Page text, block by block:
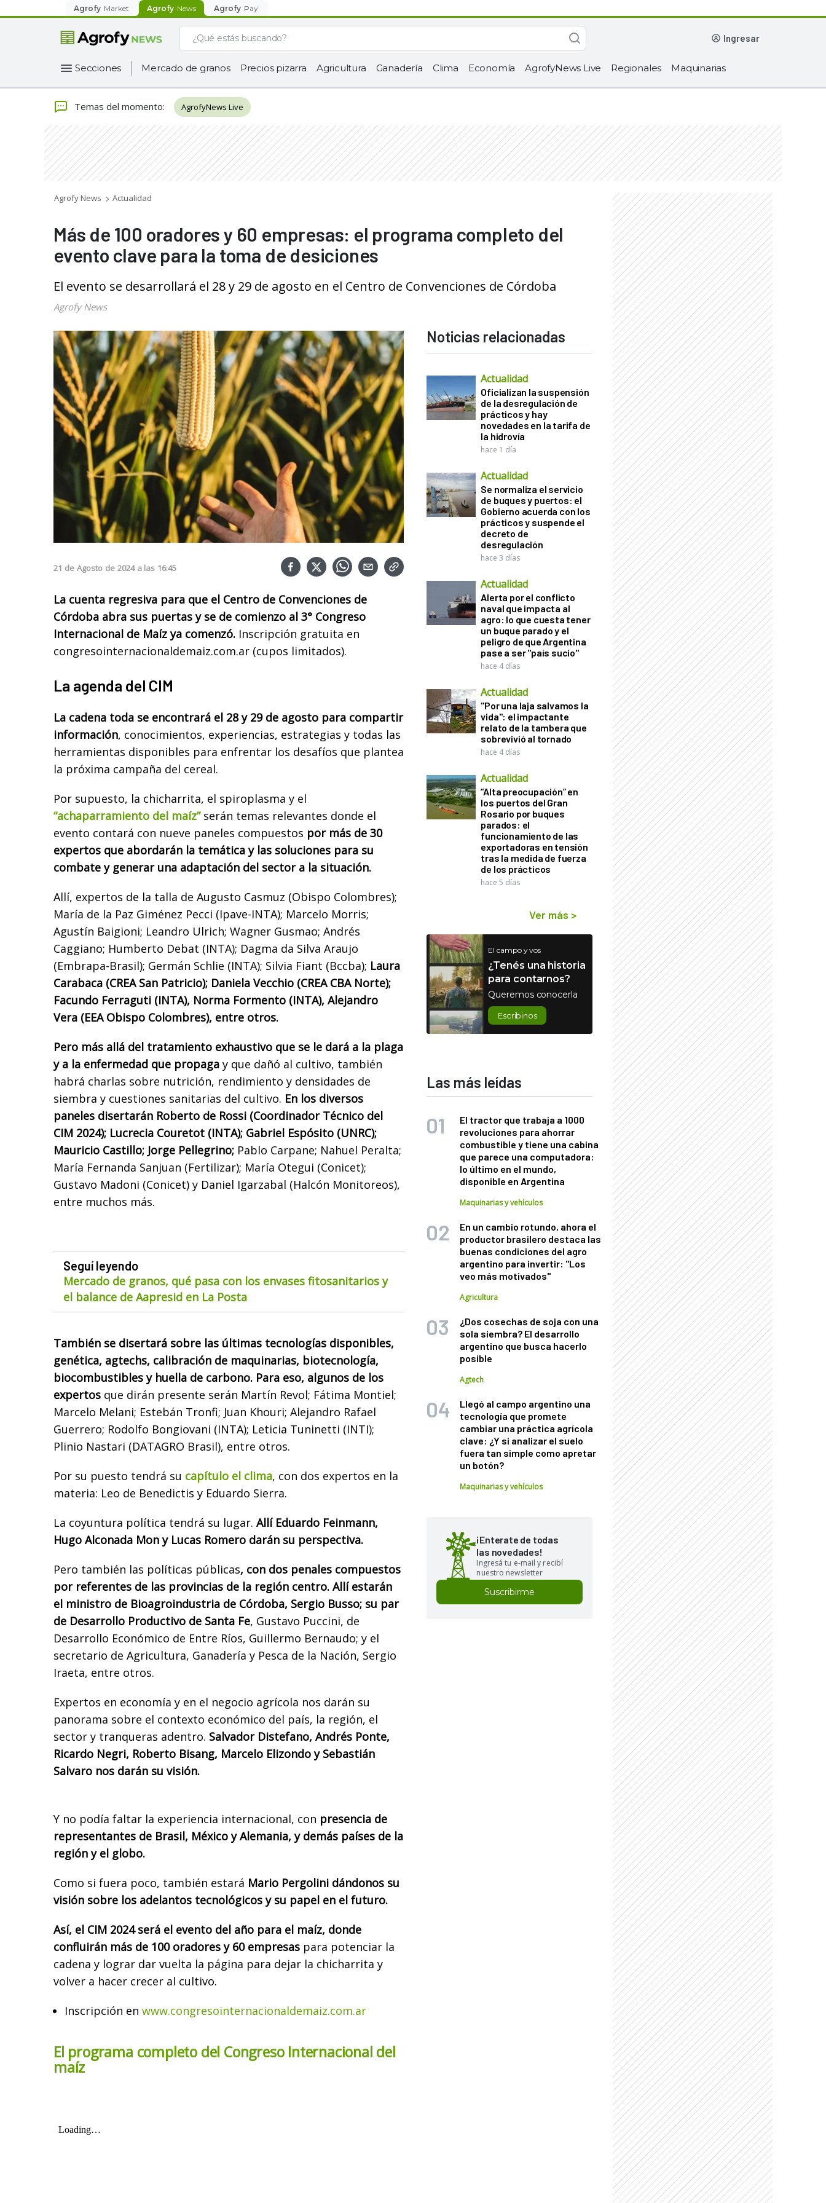
Agrofy Market Agrofy News Agrofy Pay
ingresar
Secciones Mercado de granos Precios pizarra Agricultura Ganadería Clima Economía AgrofyNews Live Regionales Maquinarias
Temas del momento: AgrofyNews Live
Agrofy News Actualidad
Más de 100 oradores y 60 empresas: el programa completo del
evento clave para la toma de desiciones
El evento se desarrollará el 28 y 29 de agosto en el Centro de Convenciones de Córdoba
Agrofy News
21 de Agosto de 2024 a las 16:45
La cuenta regresiva para que el Centro de Convenciones de
Córdoba abra sus puertas y se de comienzo al 3° Congreso
Internacional de Maíz ya comenzó. Inscripción gratuita en
congresointernacionaldemaiz.com.ar (cupos limitados).
La agenda del CIM
La cadena toda se encontrará el 28 y 29 de agosto para compartir
información, conocimientos, experiencias, estrategias y todas las
herramientas disponibles para enfrentar los desafíos que plantea
la próxima campaña del cereal.
Por supuesto, la chicharrita, el spiroplasma y el
“achaparramiento del maíz”serán temas relevantes donde el
evento contará con nueve paneles compuestos por más de 30
expertos que abordarán la temática y las soluciones para su
combate y generar una adaptación del sector a la situación.
Allí, expertos de la talla de Augusto Casmuz (Obispo Colombres);
María de la Paz Giménez Pecci (Ipave-INTA); Marcelo Morris;
Agustín Baigioni; Leandro Ulrich; Wagner Gusmao; Andrés
Caggiano; Humberto Debat (INTA); Dagma da Silva Araujo
(Embrapa-Brasil); Germán Schlie (INTA); Silvia Fiant (Bccba); Laura
Carabaca (CREA San Patricio); Daniela Vecchio (CREA CBA Norte);
Facundo Ferraguti (INTA), Norma Formento (INTA), Alejandro
Vera (EEA Obispo Colombres), entre otros.
Pero más allá del tratamiento exhaustivo que se le dará a la plaga
y a la enfermedad que propaga y que dañó al cultivo, también
habrá charlas sobre nutrición, rendimiento y densidades de
siembra y cuestiones sanitarias del cultivo. En los diversos
paneles disertarán Roberto de Rossi (Coordinador Técnico del
CIM 2024); Lucrecia Couretot (INTA); Gabriel Espósito (UNRC);
Mauricio Castillo; Jorge Pellegrino; Pablo Carpane; Nahuel Peralta;
María Fernanda Sanjuan (Fertilizar); María Otegui (Conicet);
Gustavo Madoni (Conicet) y Daniel Igarzabal (Halcón Monitoreos),
entre muchos más.
Seguí leyendo
Mercado de granos, qué pasa con los envases fitosanitarios y
el balance de Aapresid en La Posta
También se disertará sobre las últimas tecnologías disponibles,
genética, agtechs, calibración de maquinarias, biotecnología,
biocombustibles y huella de carbono. Para eso, algunos de los
expertos que dirán presente serán Martín Revol; Fátima Montiel;
Marcelo Melani; Estebán Tronfi; Juan Khouri; Alejandro Rafael
Guerrero; Rodolfo Bongiovani (INTA); Leticia Tuninetti (INTI);
Plinio Nastari (DATAGRO Brasil), entre otros.
Por su puesto tendrá su capítulo el clima, con dos expertos en la
materia: Leo de Benedictis y Eduardo Sierra.
La coyuntura política tendrá su lugar. Allí Eduardo Feinmann,
Hugo Alconada Mon y Lucas Romero darán su perspectiva.
Pero también las políticas públicas, con dos penales compuestos
por referentes de las provincias de la región centro. Allí estarán
el ministro de Bioagroindustria de Córdoba, Sergio Busso; su par
de Desarrollo Productivo de Santa Fe, Gustavo Puccini, de
Desarrollo Económico de Entre Ríos, Guillermo Bernaudo; y el
secretario de Agricultura, Ganadería y Pesca de la Nación, Sergio
Iraeta, entre otros.
Expertos en economía y en el negocio agrícola nos darán su
panorama sobre el contexto económico del país, la región, el
sector y tranqueras adentro. Salvador Distefano, Andrés Ponte,
Ricardo Negri, Roberto Bisang, Marcelo Elizondo y Sebastián
Salvaro nos darán su visión.
Y no podía faltar la experiencia internacional, con presencia de
representantes de Brasil, México y Alemania, y demás países de la
región y el globo.
Como si fuera poco, también estará Mario Pergolini dándonos su
visión sobre los adelantos tecnológicos y su papel en el futuro.
Así, el CIM 2024 será el evento del año para el maíz, donde
confluirán más de 100 oradores y 60 empresas para potenciar la
cadena y lograr dar vuelta la página para dejar la chicharrita y
volver a hacer crecer al cultivo.
Inscripción en www.congresointernacionaldemaiz.com.ar
El programa completo del Congreso Internacional del
maíz
Noticias relacionadas
Actualidad
Oficializan la suspensión
de la desregulación de
prácticos y hay
novedades en la tarifa de
la hidrovía
hace 1 día
Actualidad
Se normaliza el servicio
de buques y puertos: el
Gobierno acuerda con los
prácticos y suspende el
decreto de
desregulación
hace 3 días
Actualidad
Alerta por el conflicto
naval que impacta al
agro: lo que cuesta tener
un buque parado y el
peligro de que Argentina
pase a ser "país sucio"
hace 4 días
Actualidad
"Por una laja salvamos la
vida": el impactante
relato de la tambera que
sobrevivió al tornado
hace 4 días
Actualidad
“Alta preocupación” en
los puertos del Gran
Rosario por buques
parados: el
funcionamiento de las
exportadoras en tensión
tras la medida de fuerza
de los prácticos
hace 5 días
Ver más >
El campo y vos
¿Tenés una historia
para contarnos?
Queremos conocerla
Escribinos
Las más leídas
El tractor que trabaja a 1000
revoluciones para ahorrar
combustible y tiene una cabina
que parece una computadora:
lo último en el mundo,
disponible en Argentina
Maquinarias y vehículos
En un cambio rotundo, ahora el
productor brasilero destaca las
buenas condiciones del agro
argentino para invertir: "Los
veo más motivados"
Agricultura
¿Dos cosechas de soja con una
sola siembra? El desarrollo
argentino que busca hacerlo
posible
Agtech
Llegó al campo argentino una
tecnología que promete
cambiar una práctica agrícola
clave: ¿Y si analizar el suelo
fuera tan simple como apretar
un botón?
Maquinarias y vehículos
¡Enterate de todas
las novedades!
Ingresá tu e-mail y recibí
nuestro newsletter
Suscribirme